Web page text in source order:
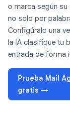
o marca según
no solo por
Configúralo una
la IA clasifique tu
entrada de forma
Prueba Mail
gratis →